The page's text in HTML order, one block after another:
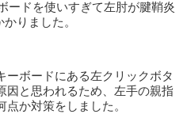
ードを使いすぎて左肘が腱鞘炎
かりました。
ーボードにある左クリックボタ
因と思われるため、左手の親指
か対策をしました。